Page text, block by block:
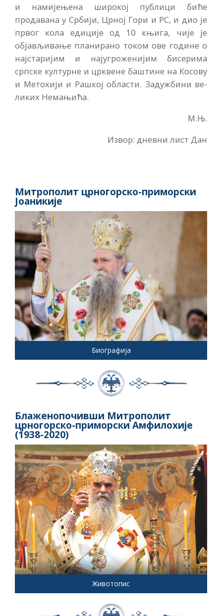
и намијењена широкој публици биће
продава­на у Србији, Црној Гори и РС, и дио је
првог кола едиције од 10 књига, чије је
објављивање пла­нирано током ове године о
нај­старијим и најугроженијим бисе­рима
српске културне и црквене баштине на Косову
и Метохији и Рашкој области. Задужбини ве­
ликих Немањића.
М.Њ.
Извор: дневни лист Дан
Митрополит црногорско-приморски
Јоаникије
Биографија
Блаженопочивши Митрополит
црногорско-приморски Амфилохије
(1938-2020)
Животопис